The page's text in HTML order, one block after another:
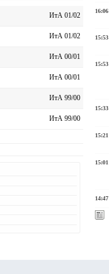
ИтА 01/02
ИтА 01/02
ИтА 00/01
ИтА 00/01
ИтА 99/00
ИтА 99/00
16:06
15:53
15:53
15:33
15:21
15:01
14:47